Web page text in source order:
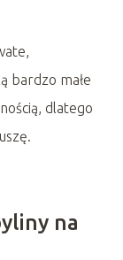
bardzo małe
dlatego
na